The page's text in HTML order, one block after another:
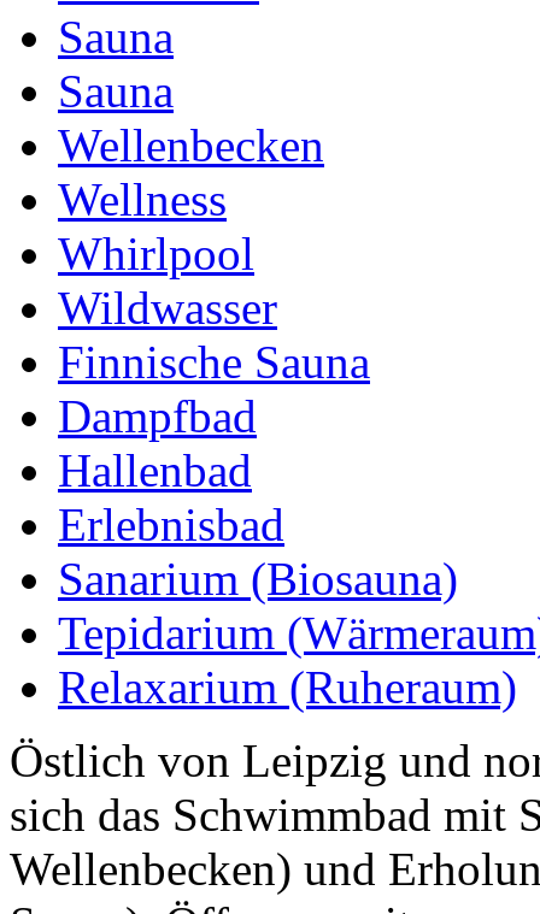
Sauna
Sauna
Wellenbecken
Wellness
Whirlpool
Wildwasser
Finnische Sauna
Dampfbad
Hallenbad
Erlebnisbad
Sanarium (Biosauna)
Tepidarium
Relaxarium (Ruheraum)
Östlich von Leipzig und
sich das Schwimmbad mit
Wellenbecken) und